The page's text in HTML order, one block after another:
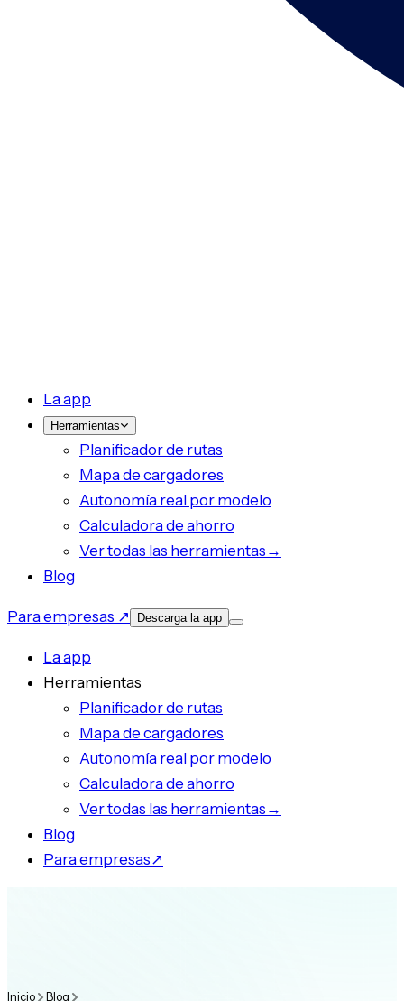
La app
Herramientas
Planificador de rutas
Mapa de cargadores
Autonomía real por modelo
Calculadora de ahorro
Ver todas las herramientas →
Blog
Para empresas ↗ Descarga la app
La app
Herramientas
Planificador de rutas
Mapa de cargadores
Autonomía real por modelo
Calculadora de ahorro
Ver todas las herramientas →
Blog
Para empresas↗
Inicio
Blog